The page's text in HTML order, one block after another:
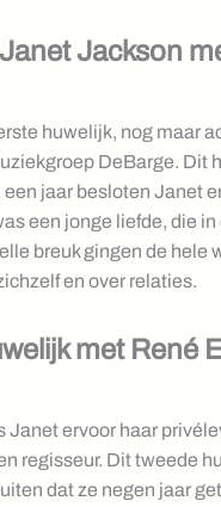
Jackson
huwelijk, nog maar
DeBarge. Dit
jaar besloten Janet
een jonge liefde, die
breuk gingen de hele
en over relaties.
met René
ervoor haar
regisseur. Dit tweede
dat ze negen jaar